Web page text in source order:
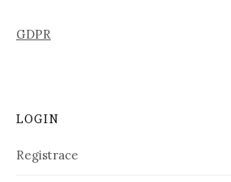
GDPR
LOGIN
Registrace